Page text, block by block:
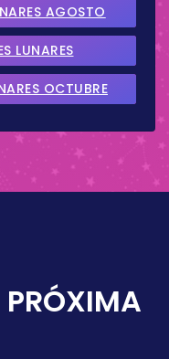
AGOSTO
LUNARES
OCTUBRE